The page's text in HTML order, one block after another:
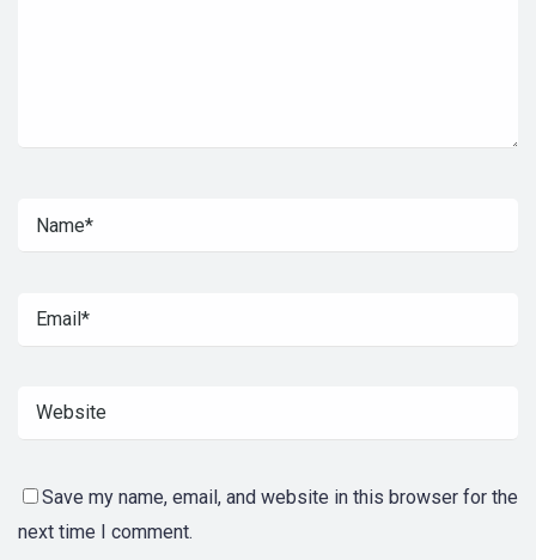
Save my name, email, and website in this browser for the
next time I comment.